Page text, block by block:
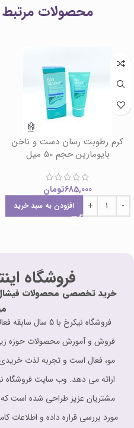
محصولات مرتبط
کرم رطوبت رسان دست و ناخن
بایومارین حجم 50 میل
685,000تومان
افزودن به سبد خرید
فروشگاه
خرید تخصصی محصولات
فروشگاه نیکرخ با
فروش و آمورش محصولات حوزه
مو، فعال است و تجربه لذت
ارائه می دهد. وب سایت
مشتریان عزیز طراحی شده است
مورد بررسی قراره داده و اطلاعات